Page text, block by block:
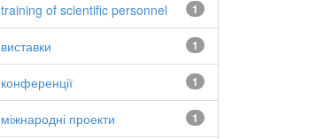
1
training of scientific personnel
1
виставки
1
конференції
1
міжнародні проекти